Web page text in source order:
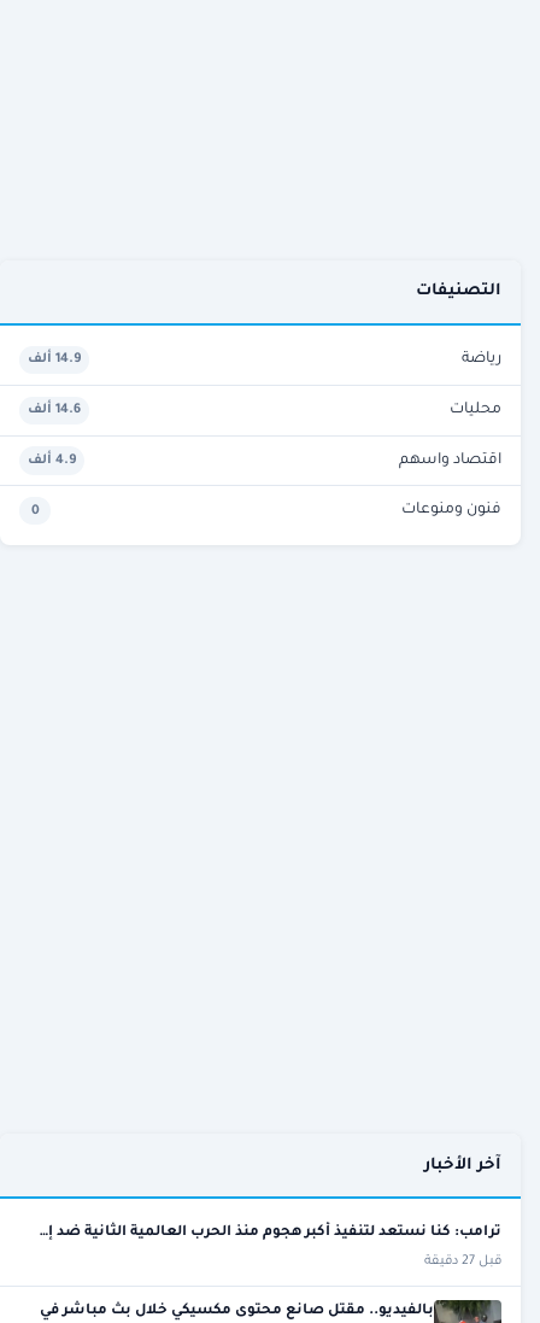
التصنيفات
رياضة 14.9 ألف
محليات 14.6 ألف
اقتصاد واسهم 4.9 ألف
فنون ومنوعات 0
آخر الأخبار
ترامب: كنا نستعد لتنفيذ أكبر هجوم منذ الحرب العالمية الثانية ضد إ…
قبل 27 دقيقة
بالفيديو.. مقتل صانع محتوى مكسيكي خلال بث مباشر في